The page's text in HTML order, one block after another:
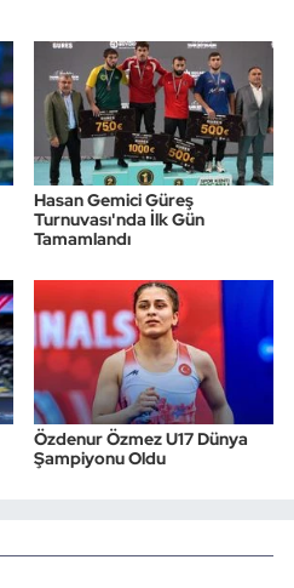
Hasan Gemici Güreş
Turnuvası'nda İlk Gün
Tamamlandı
Özdenur Özmez U17 Dünya
Şampiyonu Oldu